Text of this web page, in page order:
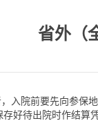
省外（
入院前要先向参保
好待出院时作结算